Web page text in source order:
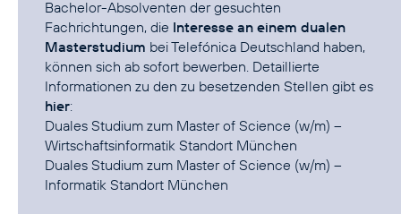
Bachelor-Absolventen der gesuchten
Fachrichtungen, die Interesse an einem dualen
Masterstudium bei Telefónica Deutschland haben,
können sich ab sofort bewerben. Detaillierte
Informationen zu den zu besetzenden Stellen gibt es
hier
Duales Studium zum Master of Science (w/m) –
Wirtschaftsinformatik Standort München
Duales Studium zum Master of Science (w/m) –
Informatik Standort München